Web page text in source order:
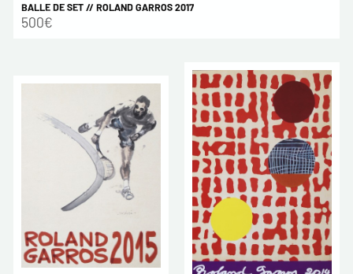
BALLE DE SET // ROLAND GARROS 2017
500€